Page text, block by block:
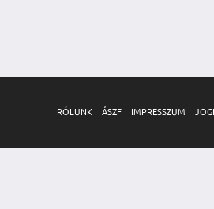
RÓLUNK ÁSZF IMPRESSZUM